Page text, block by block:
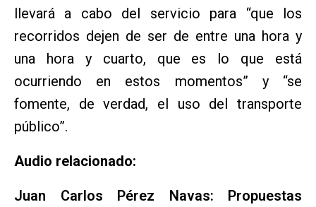
llevará a cabo del servicio para “que los
recorridos dejen de ser de entre una hora y
una hora y cuarto, que es lo que está
ocurriendo en estos momentos” y “se
fomente, de verdad, el uso del transporte
público”.
Audio relacionado:
Juan Carlos Pérez Navas: Propuestas